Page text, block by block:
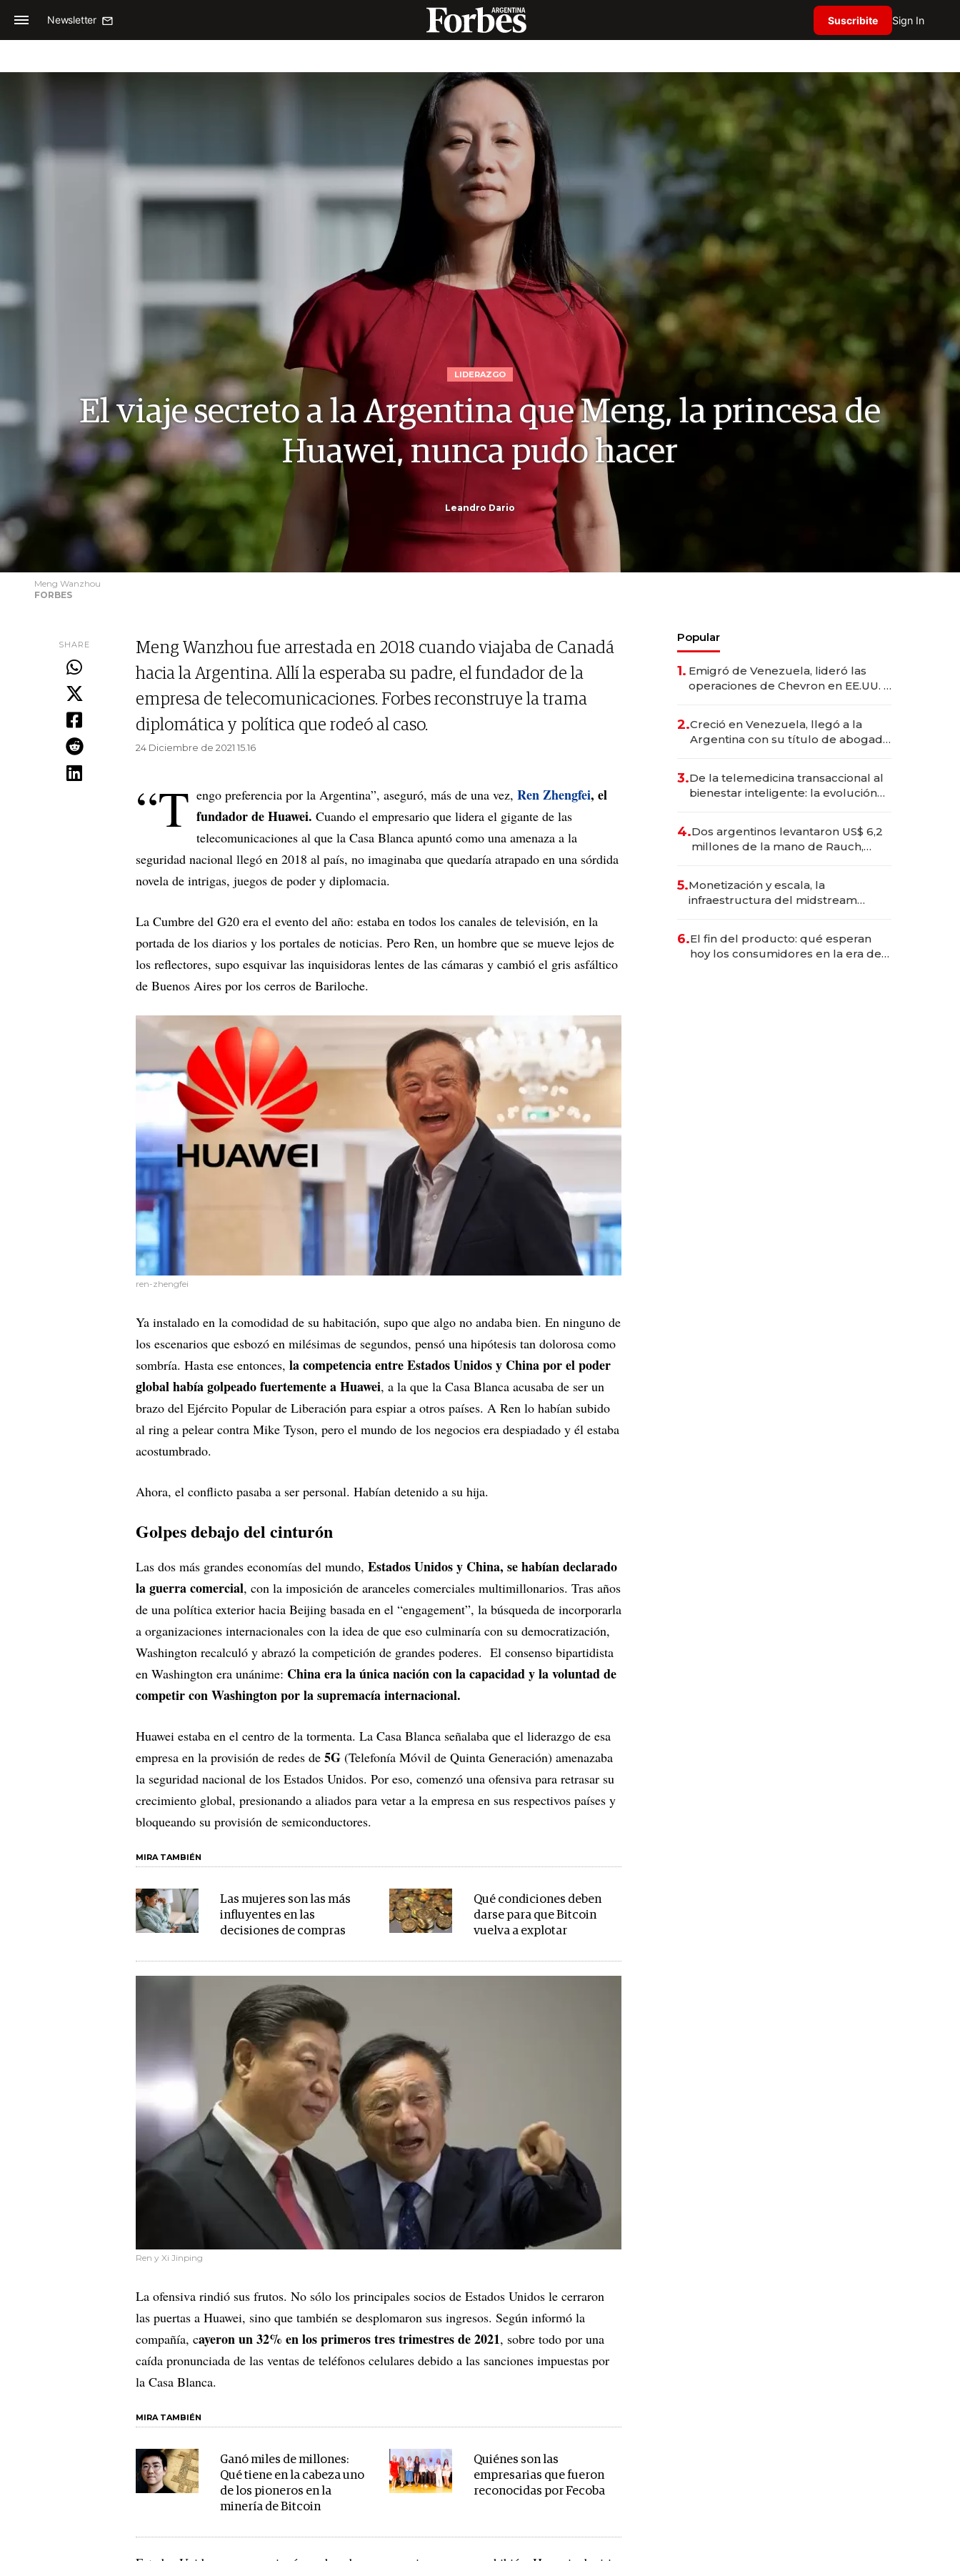
Newsletter Suscribite Sign In
LIDERAZGO
El viaje secreto a la Argentina que Meng, la princesa de
Huawei, nunca pudo hacer
Leandro Dario
Meng Wanzhou
FORBES
SHARE
Meng Wanzhou fue arrestada en 2018 cuando viajaba de Canadá
hacia la Argentina. Allí la esperaba su padre, el fundador de la
empresa de telecomunicaciones. Forbes reconstruye la trama
diplomática y política que rodeó al caso.
24 Diciembre de 2021 15.16
“T engo preferencia por la Argentina”, aseguró, más de una vez, Ren Zhengfei, el
fundador de Huawei. Cuando el empresario que lidera el gigante de las
telecomunicaciones al que la Casa Blanca apuntó como una amenaza a la
seguridad nacional llegó en 2018 al país, no imaginaba que quedaría atrapado en una sórdida
novela de intrigas, juegos de poder y diplomacia.
La Cumbre del G20 era el evento del año: estaba en todos los canales de televisión, en la
portada de los diarios y los portales de noticias. Pero Ren, un hombre que se mueve lejos de
los reflectores, supo esquivar las inquisidoras lentes de las cámaras y cambió el gris asfáltico
de Buenos Aires por los cerros de Bariloche.
ren-zhengfei
Ya instalado en la comodidad de su habitación, supo que algo no andaba bien. En ninguno de
los escenarios que esbozó en milésimas de segundos, pensó una hipótesis tan dolorosa como
sombría. Hasta ese entonces, la competencia entre Estados Unidos y China por el poder
global había golpeado fuertemente a Huawei, a la que la Casa Blanca acusaba de ser un
brazo del Ejército Popular de Liberación para espiar a otros países. A Ren lo habían subido
al ring a pelear contra Mike Tyson, pero el mundo de los negocios era despiadado y él estaba
acostumbrado.
Ahora, el conflicto pasaba a ser personal. Habían detenido a su hija.
Golpes debajo del cinturón
Las dos más grandes economías del mundo, Estados Unidos y China, se habían declarado
la guerra comercial, con la imposición de aranceles comerciales multimillonarios. Tras años
de una política exterior hacia Beijing basada en el “engagement”, la búsqueda de incorporarla
a organizaciones internacionales con la idea de que eso culminaría con su democratización,
Washington recalculó y abrazó la competición de grandes poderes. El consenso bipartidista
en Washington era unánime: China era la única nación con la capacidad y la voluntad de
competir con Washington por la supremacía internacional.
Huawei estaba en el centro de la tormenta. La Casa Blanca señalaba que el liderazgo de esa
empresa en la provisión de redes de 5G (Telefonía Móvil de Quinta Generación) amenazaba
la seguridad nacional de los Estados Unidos. Por eso, comenzó una ofensiva para retrasar su
crecimiento global, presionando a aliados para vetar a la empresa en sus respectivos países y
bloqueando su provisión de semiconductores.
MIRA TAMBIÉN
Las mujeres son las más
influyentes en las
decisiones de compras
Qué condiciones deben
darse para que Bitcoin
vuelva a explotar
Ren y Xi Jinping
La ofensiva rindió sus frutos. No sólo los principales socios de Estados Unidos le cerraron
las puertas a Huawei, sino que también se desplomaron sus ingresos. Según informó la
compañía, cayeron un 32% en los primeros tres trimestres de 2021, sobre todo por una
caída pronunciada de las ventas de teléfonos celulares debido a las sanciones impuestas por
la Casa Blanca.
MIRA TAMBIÉN
Ganó miles de millones:
Qué tiene en la cabeza uno
de los pioneros en la
minería de Bitcoin
Quiénes son las
empresarias que fueron
reconocidas por Fecoba
Popular
1. Emigró de Venezuela, lideró las
operaciones de Chevron en EE.UU. y
2.Creció en Venezuela, llegó a la
Argentina con su título de abogado
marcas "fast premium"
3.De la telemedicina transaccional al
bienestar inteligente: la evolución
4.Dos argentinos levantaron US$ 6,2
millones de la mano de Rauch,
5.Monetización y escala, la
infraestructura del midstream
6.El fin del producto: qué esperan
hoy los consumidores en la era de